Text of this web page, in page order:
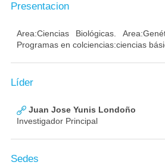
Presentacion
Area:Ciencias Biológicas.
Programas en colciencias:ciencias
Líder
Juan Jose Yunis Londoño
Investigador Principal
Sedes